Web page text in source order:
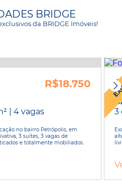
BRIDGE
da BRIDGE Imóveis!
R$18.750
| 4 vagas
no bairro Petrópolis, em
3 suítes, 3 vagas de
e totalmente mobiliados.
3